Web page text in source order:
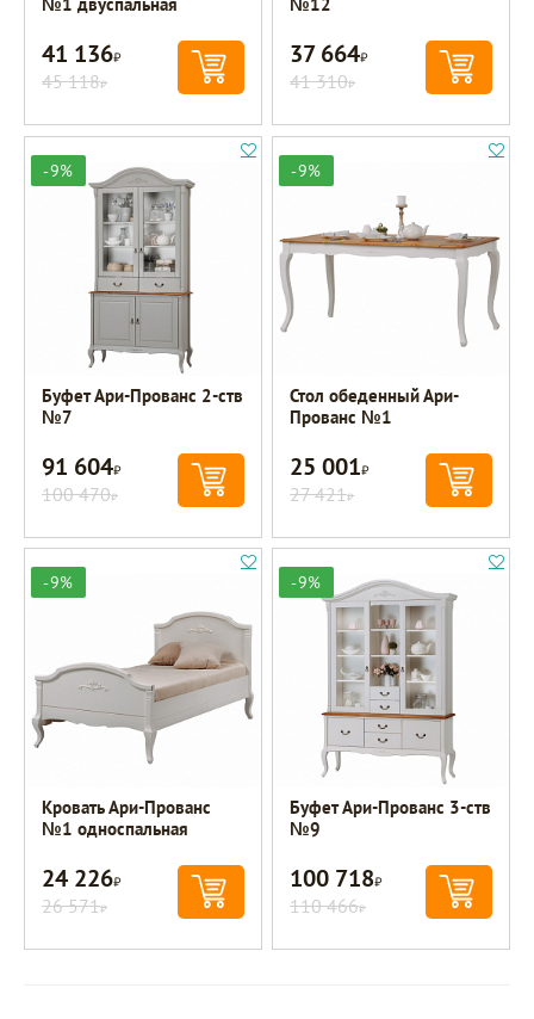
№1 двуспальная
41 136Р
45 118Р
№12
37 664Р
41 310Р
-9%
Буфет Ари-Прованс 2-ств
№7
91 604Р
100 470Р
-9%
Стол обеденный Ари-
Прованс №1
25 001Р
27 421Р
-9%
Кровать Ари-Прованс
№1 односпальная
24 226Р
26 571Р
-9%
Буфет Ари-Прованс 3-ств
№9
100 718Р
110 466Р